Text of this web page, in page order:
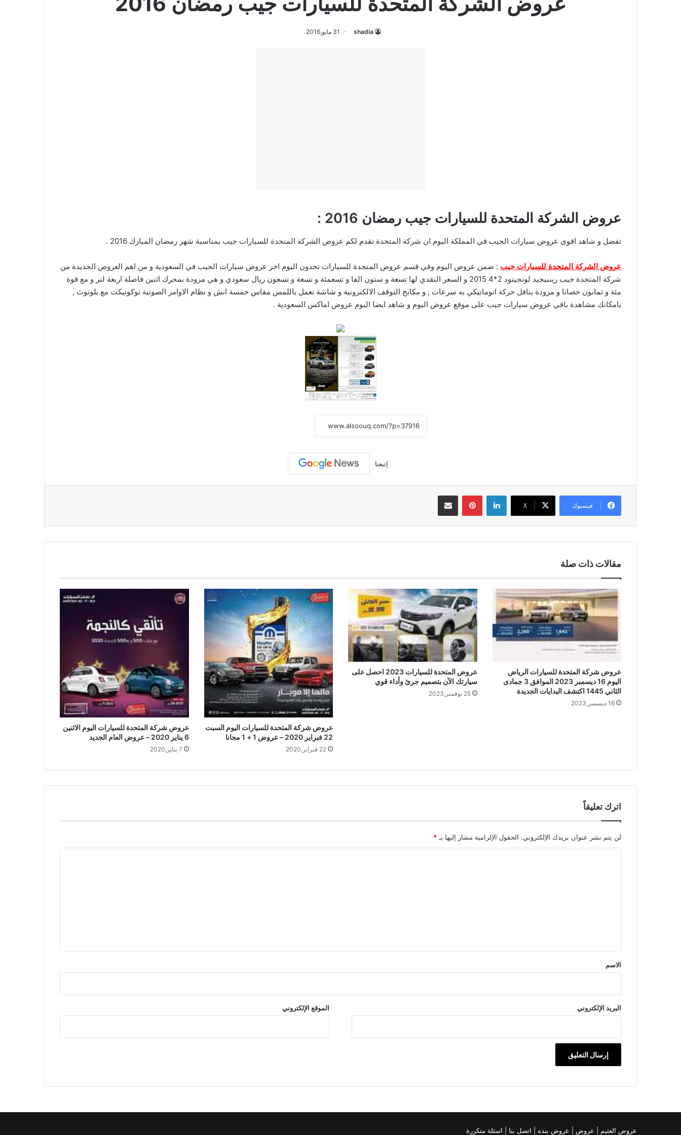
shadia 31 مايو,2016
عروض الشركة المتحدة للسيارات جيب رمضان 2016 :
تفضل و شاهد اقوى عروض سيارات الجيب في المملكة اليوم ان شركة المتحدة تقدم لكم عروض الشركة المتحدة للسيارات جيب بمناسبة شهر رمضان المبارك 2016 .
عروض الشركة المتحدة للسيارات جيب : ضمن عروض اليوم وفي قسم عروض المتحدة للسيارات تجدون اليوم اخر عروض سيارات الجيب في السعودية و من اهم العروض الجديدة من
شركة المتحدة جيب رينبيجيد لونجيتود 2*4 2015 و السعر النقدي لها تسعة و ستون الفا و تسعمئة و تسعة و تسعون ريال سعودي و هي مزودة بمحرك اثنين فاصلة اربعة لتر و مع قوة
مئة و ثمانون حصانا و مزودة بناقل حركة اتوماتيكي به سرعات , و مكابح التوقف الالكترونية و شاشة تعمل باللمس مقاس خمسة انش و نظام الاوامر الصوتية توكونيكت مع بلوتوث ,
بامكانك مشاهدة باقي عروض سيارات جيب على موقع عروض اليوم و شاهد ايضا اليوم عروض اماكس السعودية .
إتبعنا
فيسبوك ‫X
لينكدإن بينتيريستمشاركة عبر البريد
مقالات ذات صلة
عروض شركة المتحدة للسيارات الرياض
اليوم 16 ديسمبر 2023 الموافق 3 جمادى
الثاني 1445 اكتشف البدايات الجديدة
16 ديسمبر,2023
عروض المتحدة للسيارات 2023 احصل على
سيارتك الآن بتصميم جرئ وأداء قوي
25 نوفمبر,2023
عروض شركة المتحدة للسيارات اليوم السبت
22 فبراير 2020 – عروض 1 + 1 مجانا
22 فبراير,2020
عروض شركة المتحدة للسيارات اليوم الاثنين
6 يناير 2020 – عروض العام الجديد
7 يناير,2020
اترك تعليقاً
لن يتم نشر عنوان بريدك الإلكتروني. الحقول الإلزامية مشار إليها بـ*
*
الاسم
البريد الإلكتروني الموقع الإلكتروني
عروض العثيم عروض عروض بنده | اتصل بنا | اسئلة متكررة